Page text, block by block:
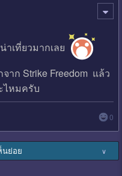
เที่ยวมากเลย
ก Strike Freedom แล้ว
ไหมครับ
0
นย่อย ∨